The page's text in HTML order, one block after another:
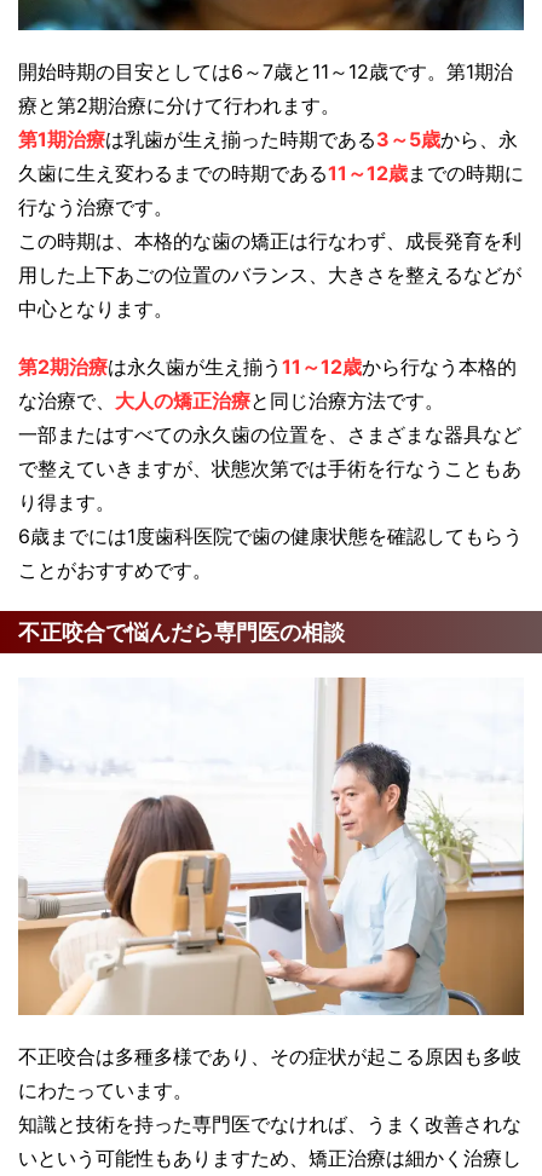
開始時期の目安としては6～7歳と11～12歳です。第1期治
療と第2期治療に分けて行われます。
第1期治療は乳歯が生え揃った時期である3～5歳から、永
久歯に生え変わるまでの時期である11～12歳までの時期に
行なう治療です。
この時期は、本格的な歯の矯正は行なわず、成長発育を利
用した上下あごの位置のバランス、大きさを整えるなどが
中心となります。
第2期治療は永久歯が生え揃う 11～12歳から行なう本格的
な治療で、 大人の矯正治療と同じ治療方法です。
一部またはすべての永久歯の位置を、さまざまな器具など
で整えていきますが、状態次第では手術を行なうこともあ
り得ます。
6歳までには1度歯科医院で歯の健康状態を確認してもらう
ことがおすすめです。
不正咬合で悩んだら専門医の相談
不正咬合は多種多様であり、その症状が起こる原因も多岐
にわたっています。
知識と技術を持った専門医でなければ、うまく改善されな
いという可能性もありますため、矯正治療は細かく治療し